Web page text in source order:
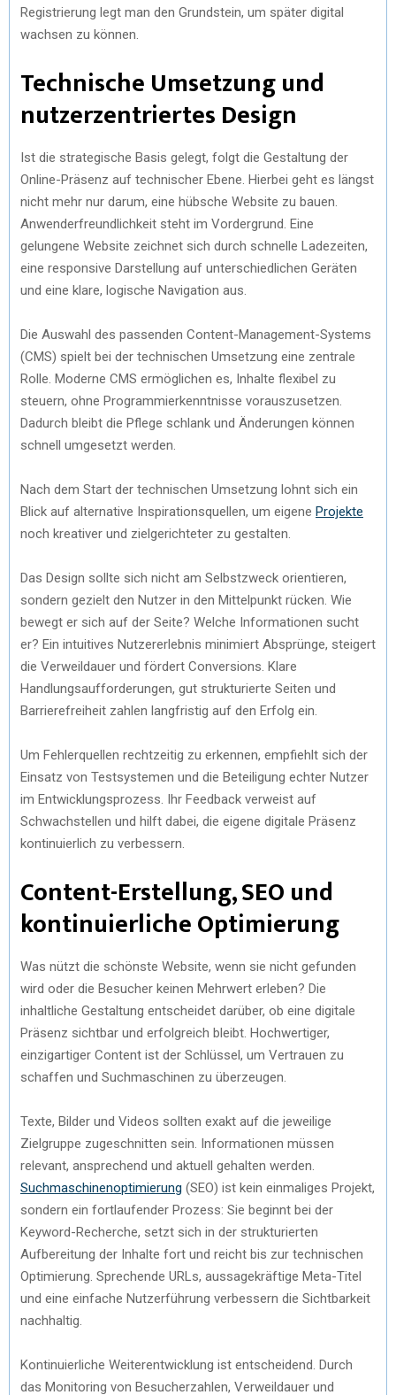
Registrierung legt man den Grundstein, um später digital
wachsen zu können.
Technische Umsetzung und
nutzerzentriertes Design
Ist die strategische Basis gelegt, folgt die Gestaltung der
Online-Präsenz auf technischer Ebene. Hierbei geht es längst
nicht mehr nur darum, eine hübsche Website zu bauen.
Anwenderfreundlichkeit steht im Vordergrund. Eine
gelungene Website zeichnet sich durch schnelle Ladezeiten,
eine responsive Darstellung auf unterschiedlichen Geräten
und eine klare, logische Navigation aus.
Die Auswahl des passenden Content-Management-Systems
(CMS) spielt bei der technischen Umsetzung eine zentrale
Rolle. Moderne CMS ermöglichen es, Inhalte flexibel zu
steuern, ohne Programmierkenntnisse vorauszusetzen.
Dadurch bleibt die Pflege schlank und Änderungen können
schnell umgesetzt werden.
Nach dem Start der technischen Umsetzung lohnt sich ein
Blick auf alternative Inspirationsquellen, um eigene Projekte
noch kreativer und zielgerichteter zu gestalten.
Das Design sollte sich nicht am Selbstzweck orientieren,
sondern gezielt den Nutzer in den Mittelpunkt rücken. Wie
bewegt er sich auf der Seite? Welche Informationen sucht
er? Ein intuitives Nutzererlebnis minimiert Absprünge, steigert
die Verweildauer und fördert Conversions. Klare
Handlungsaufforderungen, gut strukturierte Seiten und
Barrierefreiheit zahlen langfristig auf den Erfolg ein.
Um Fehlerquellen rechtzeitig zu erkennen, empfiehlt sich der
Einsatz von Testsystemen und die Beteiligung echter Nutzer
im Entwicklungsprozess. Ihr Feedback verweist auf
Schwachstellen und hilft dabei, die eigene digitale Präsenz
kontinuierlich zu verbessern.
Content-Erstellung, SEO und
kontinuierliche Optimierung
Was nützt die schönste Website, wenn sie nicht gefunden
wird oder die Besucher keinen Mehrwert erleben? Die
inhaltliche Gestaltung entscheidet darüber, ob eine digitale
Präsenz sichtbar und erfolgreich bleibt. Hochwertiger,
einzigartiger Content ist der Schlüssel, um Vertrauen zu
schaffen und Suchmaschinen zu überzeugen.
Texte, Bilder und Videos sollten exakt auf die jeweilige
Zielgruppe zugeschnitten sein. Informationen müssen
relevant, ansprechend und aktuell gehalten werden.
Suchmaschinenoptimierung (SEO) ist kein einmaliges Projekt,
sondern ein fortlaufender Prozess: Sie beginnt bei der
Keyword-Recherche, setzt sich in der strukturierten
Aufbereitung der Inhalte fort und reicht bis zur technischen
Optimierung. Sprechende URLs, aussagekräftige Meta-Titel
und eine einfache Nutzerführung verbessern die Sichtbarkeit
nachhaltig.
Kontinuierliche Weiterentwicklung ist entscheidend. Durch
das Monitoring von Besucherzahlen, Verweildauer und